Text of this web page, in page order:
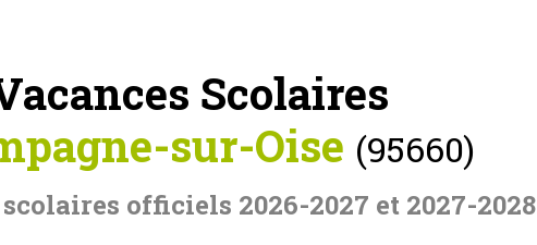
Scolaires
sur-Oise (95660)
officiels 2026-2027 et 2027-2028